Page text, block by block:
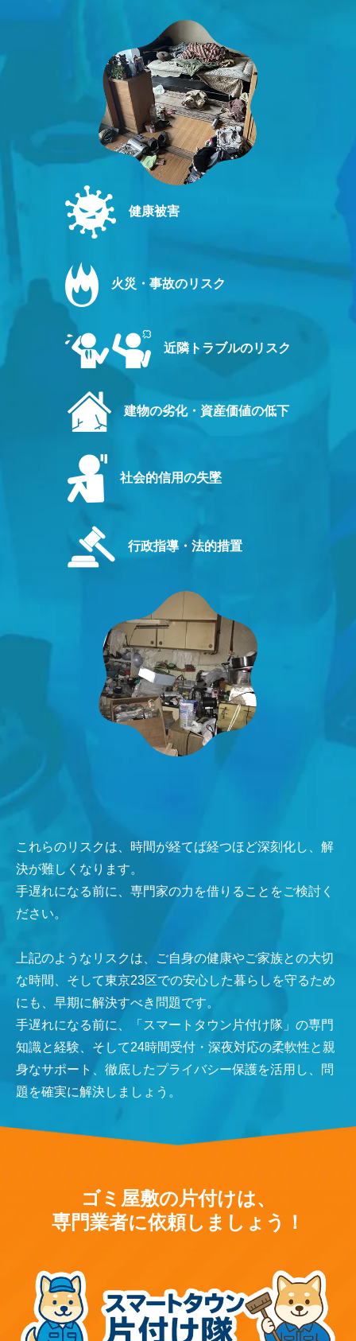
健康被害
火災・事故のリスク
近隣トラブルのリスク
建物の劣化・資産価値の低下
社会的信用の失墜
行政指導・法的措置
これらのリスクは、時間が経てば経つほど深刻化し、解
決が難しくなります。
手遅れになる前に、専門家の力を借りることをご検討く
ださい。
上記のようなリスクは、ご自身の健康やご家族との大切
な時間、そして東京23区での安心した暮らしを守るため
にも、早期に解決すべき問題です。
手遅れになる前に、「スマートタウン片付け隊」の専門
知識と経験、そして24時間受付・深夜対応の柔軟性と親
身なサポート、徹底したプライバシー保護を活用し、問
題を確実に解決しましょう。
ゴミ屋敷の片付けは、
専門業者に依頼しましょう！